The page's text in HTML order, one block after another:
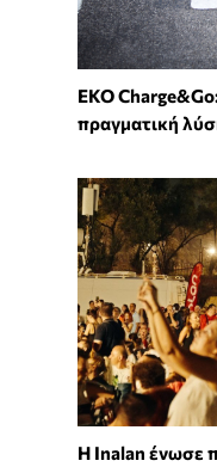
EKO
πραγματική
Η Inalan ένωσε